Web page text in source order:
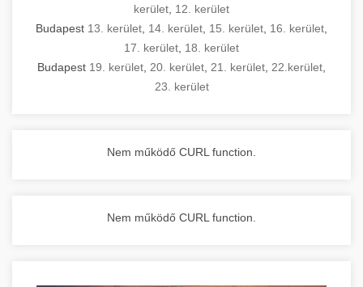
kerület 12. kerület
Budapest 13. kerület 14. kerület 15. kerület 16. kerület
17. kerület 18. kerület
Budapest 19. kerület 20. kerület 21. kerület 22.kerület
23. kerület
Nem működő CURL function.
Nem működő CURL function.